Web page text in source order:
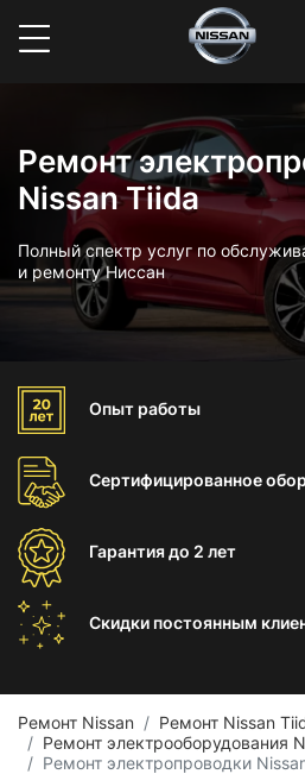
Ремонт
Nissan Tiida
Полный спектр услуг по
и ремонту Ниссан
Опыт работы
Сертифицированное
Гарантиядо 2 лет
Скидки постоянным
Ремонт Nissan
Ремонт Nissan
Ремонт электрооборудования
Ремонт электропроводки